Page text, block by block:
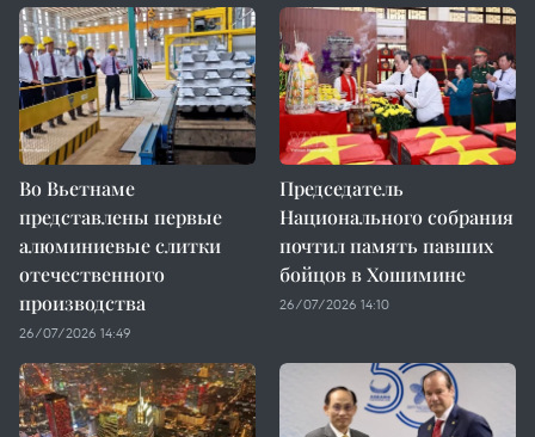
Во Вьетнаме
представлены первые
алюминиевые слитки
отечественного
производства
26/07/2026 14:49
Председатель
Национального собрания
почтил память павших
бойцов в Хошимине
26/07/2026 14:10